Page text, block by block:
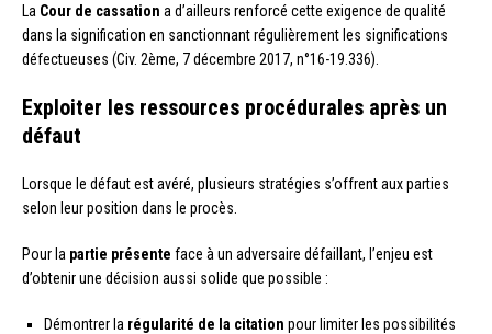
La Cour de cassation a d’ailleurs renforcé cette exigence de qualité
dans la signification en sanctionnant régulièrement les significations
défectueuses (Civ. 2ème, 7 décembre 2017, n°16-19.336).
Exploiter les ressources procédurales après un
défaut
Lorsque le défaut est avéré, plusieurs stratégies s’offrent aux parties
selon leur position dans le procès.
Pour la partie présente face à un adversaire défaillant, l’enjeu est
d’obtenir une décision aussi solide que possible :
Démontrer la régularité de la citation pour limiter les possibilités